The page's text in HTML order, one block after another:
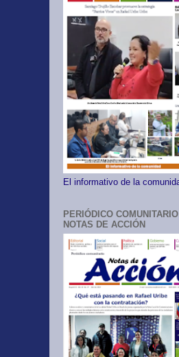
El informativo de la
PERIÓDICO COMUNITARIO
NOTAS DE ACCIÓN